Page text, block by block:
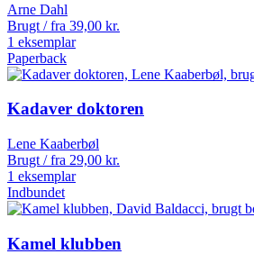
Arne Dahl
Brugt / fra 39,00 kr.
1 eksemplar
Paperback
Kadaver doktoren
Lene Kaaberbøl
Brugt / fra 29,00 kr.
1 eksemplar
Indbundet
Kamel klubben